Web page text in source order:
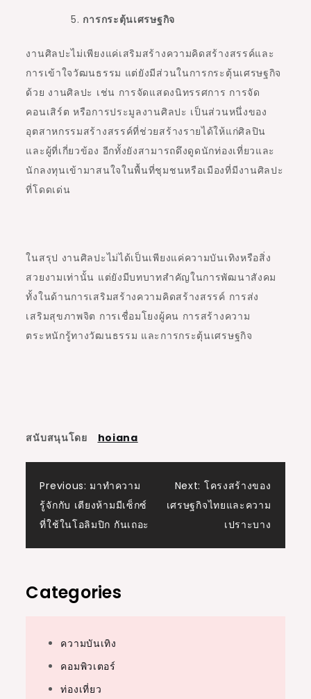
การกระตุ้นเศรษฐกิจ
งานศิลปะไม่เพียงแค่เสริมสร้างความคิดสร้างสรรค์และ
การเข้าใจวัฒนธรรม แต่ยังมีส่วนในการกระตุ้นเศรษฐกิจ
ด้วย งานศิลปะ เช่น การจัดแสดงนิทรรศการ การจัด
คอนเสิร์ต หรือการประมูลงานศิลปะ เป็นส่วนหนึ่งของ
อุตสาหกรรมสร้างสรรค์ที่ช่วยสร้างรายได้ให้แก่ศิลปิน
และผู้ที่เกี่ยวข้อง อีกทั้งยังสามารถดึงดูดนักท่องเที่ยวและ
นักลงทุนเข้ามาสนใจในพื้นที่ชุมชนหรือเมืองที่มีงานศิลปะ
ที่โดดเด่น
ในสรุป งานศิลปะไม่ได้เป็นเพียงแค่ความบันเทิงหรือสิ่ง
สวยงามเท่านั้น แต่ยังมีบทบาทสำคัญในการพัฒนาสังคม
ทั้งในด้านการเสริมสร้างความคิดสร้างสรรค์ การส่ง
เสริมสุขภาพจิต การเชื่อมโยงผู้คน การสร้างความ
ตระหนักรู้ทางวัฒนธรรม และการกระตุ้นเศรษฐกิจ
สนับสนุนโดย hoiana
Post
navigation
Previous: มาทำความ
รู้จักกับ เตียงห้ามมีเซ็กซ์
ที่ใช้ในโอลิมปิก กันเถอะ
Next: โครงสร้างของ
เศรษฐกิจไทยและความ
เปราะบาง
Categories
ความบันเทิง
คอมพิวเตอร์
ท่องเที่ยว